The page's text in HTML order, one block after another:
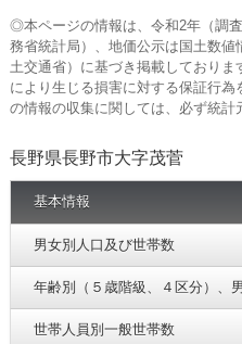
◎本ページの情報は、令和2年（調
務省統計局）、地価公示は国土数
土交通省）に基づき掲載しており
により生じる損害に対する保証行
の情報の収集に関しては、必ず統計
長野県長野市大字茂菅
基本情報
男女別人口及び世帯数
年齢別（５歳階級、４区分）、
世帯人員別一般世帯数